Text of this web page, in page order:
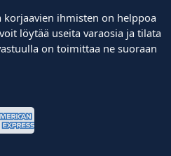
korjaavien ihmisten on helppoa
löytää useita varaosia ja tilata
on toimittaa ne suoraan